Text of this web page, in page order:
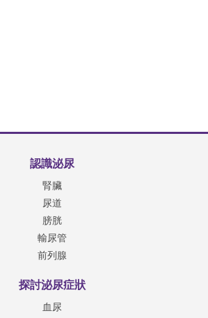
認識泌尿
腎臟
尿道
膀胱
輸尿管
前列腺
探討泌尿症狀
血尿